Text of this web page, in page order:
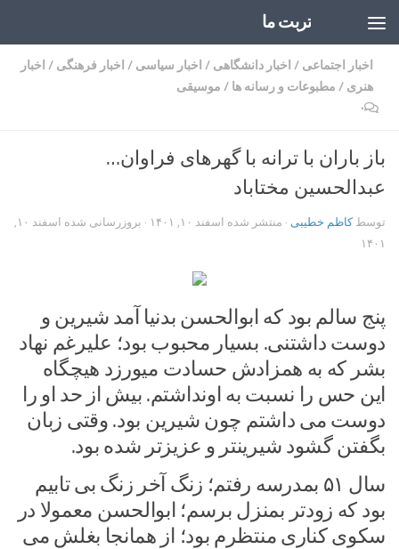
تربت ما
اخبار اجتماعی / اخبار دانشگاهی / اخبار سیاسی / اخبار فرهنگی / اخبار
هنری / مطبوعات و رسانه ها / موسیقی
۰
باز باران با ترانه با گهرهای فراوان…
عبدالحسین مختاباد
توسطکاظم خطیبی · منتشر شده اسفند ۱۰, ۱۴۰۱ · بروزرسانی شده
اسفند ۱۰,
۱۴۰۱
پنج سالم بود که ابوالحسن بدنیا آمد شیرین و
دوست داشتنی. بسیار محبوب بود؛ علیرغم نهاد
بشر که به همزادش حسادت میورزد هیچگاه
این حس را نسبت به او‌نداشتم. بیش از حد او را
دوست می داشتم چون شیرین بود. وقتی زبان
بگفتن گشود شیرینتر و عزیزتر شده بود.
سال ۵۱ بمدرسه رفتم؛ زنگ آخر زنگ بی تابیم
بود که زودتر بمنزل برسم؛ ابوالحسن معمولا در
سکوی کناری منتظرم بود؛ از همانجا بغلش می